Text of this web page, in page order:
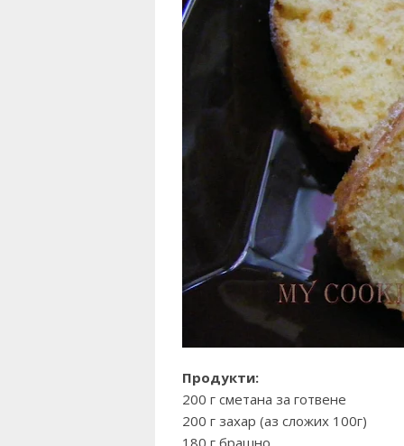
Продукти:
200 г сметана за готвене
200 г захар (аз сложих 100г)